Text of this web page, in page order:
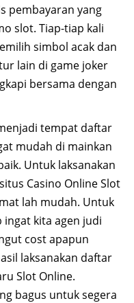
pembayaran yang
slot. Tiap-tiap kali
simbol acak dan
lain di game joker
bersama dengan
tempat daftar
mudah di mainkan
Untuk laksanakan
Casino Online Slot
lah mudah. Untuk
kita agen judi
cost apapun
laksanakan daftar
Slot Online.
bagus untuk segera